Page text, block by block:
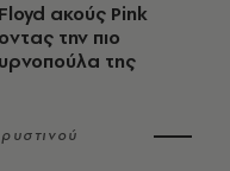
ακούς Pink
την πιο
της